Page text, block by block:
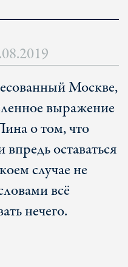
Москве,
выражение
о том, что
оставаться
случае не
всё
нечего.